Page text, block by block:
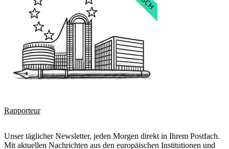
Rapporteur
Unser täglicher Newsletter, jeden Morgen direkt in Ihrem Postfach.
Mit aktuellen Nachrichten aus den europäischen Institutionen und